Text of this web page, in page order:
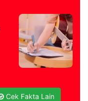
Cek Fakta Lain